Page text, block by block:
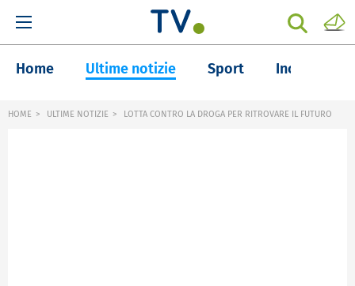
Home Ultime notizie Sport Inchieste
HOME ULTIME NOTIZIE LOTTA CONTRO LA DROGA PER RITROVARE IL FUTURO